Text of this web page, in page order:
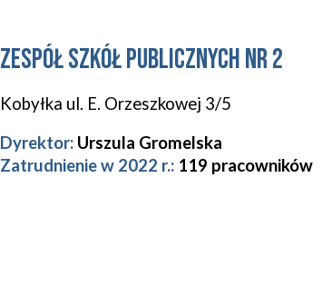
ZESPÓŁ SZKÓŁ PUBLICZNYCH NR 2
Kobyłka ul. E. Orzeszkowej 3/5
Dyrektor: Urszula Gromelska
Zatrudnienie w 2022 r.: 119 pracowników